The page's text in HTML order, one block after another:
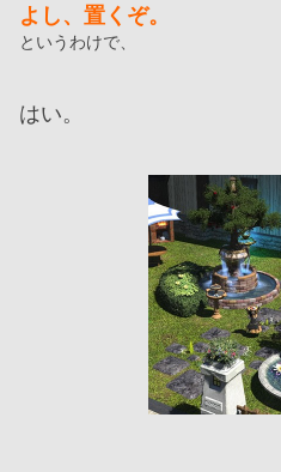
よし、置くぞ。
というわけで、
はい。